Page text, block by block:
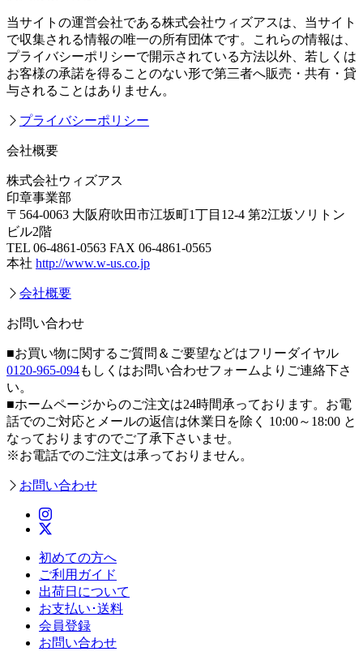
当サイトの運営会社である株式会社ウィズアスは、当サイト
で収集される情報の唯一の所有団体です。これらの情報は、
プライバシーポリシーで開示されている方法以外、若しくは
お客様の承諾を得ることのない形で第三者へ販売・共有・貸
与されることはありません。
プライバシーポリシー
会社概要
株式会社ウィズアス
印章事業部
〒564-0063 大阪府吹田市江坂町1丁目12-4 第2江坂ソリトン
ビル2階
TEL 06-4861-0563 FAX 06-4861-0565
本社 http://www.w-us.co.jp
会社概要
お問い合わせ
■お買い物に関するご質問＆ご要望などはフリーダイヤル
0120-965-094もしくはお問い合わせフォームよりご連絡下さ
い。
■ホームページからのご注文は24時間承っております。お電
話でのご対応とメールの返信は休業日を除く 10:00～18:00 と
なっておりますのでご了承下さいませ。
※お電話でのご注文は承っておりません。
お問い合わせ
初めての方へ
ご利用ガイド
出荷日について
お支払い･送料
会員登録
お問い合わせ